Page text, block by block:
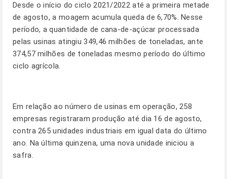
Desde o início do ciclo 2021/2022 até a primeira metade
de agosto, a moagem acumula queda de 6,70%. Nesse
período, a quantidade de cana-de-açúcar processada
pelas usinas atingiu 349,46 milhões de toneladas, ante
374,57 milhões de toneladas mesmo período do último
ciclo agrícola.
Em relação ao número de usinas em operação, 258
empresas registraram produção até dia 16 de agosto,
contra 265 unidades industriais em igual data do último
ano. Na última quinzena, uma nova unidade iniciou a
safra.